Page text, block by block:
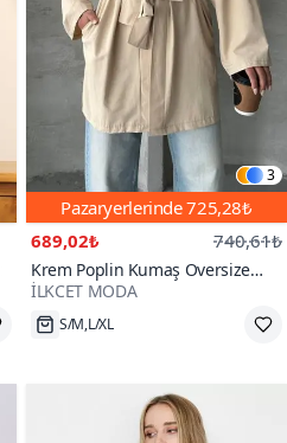
3
Pazaryerlerinde725,28₺
689,02₺
740,61₺
Krem Poplin Kumaş Oversize
Kimono
İLKCET MODA
S/M,L/XL